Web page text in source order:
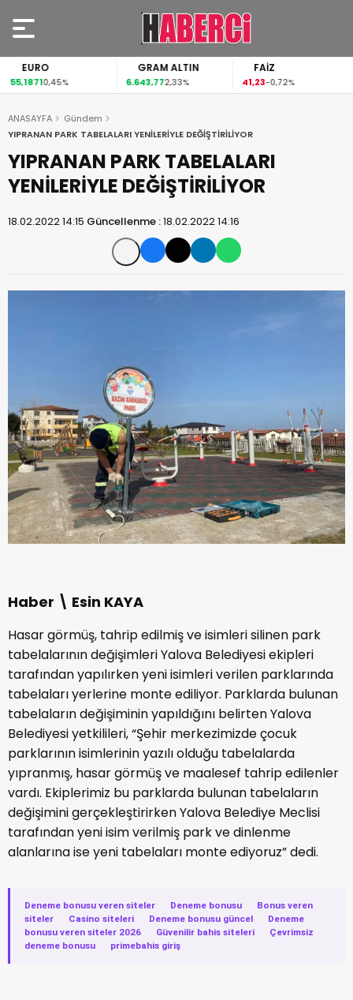
EURO
55,18710,45%
GRAM ALTIN
6.643,772,33%
FAİZ
41,23-0,72%
ANASAYFA
Gündem
YIPRANAN PARK TABELALARI YENİLERİYLE DEĞİŞTİRİLİYOR
YIPRANAN PARK TABELALARI
YENİLERİYLE DEĞİŞTİRİLİYOR
18.02.2022 14:15 Güncellenme :18.02.2022 14:16
Haber \ Esin KAYA
Hasar görmüş, tahrip edilmiş ve isimleri silinen park
tabelalarının değişimleri Yalova Belediyesi ekipleri
tarafından yapılırken yeni isimleri verilen parklarında
tabelaları yerlerine monte ediliyor. Parklarda bulunan
tabelaların değişiminin yapıldığını belirten Yalova
Belediyesi yetkilileri, “Şehir merkezimizde çocuk
parklarının isimlerinin yazılı olduğu tabelalarda
yıpranmış, hasar görmüş ve maalesef tahrip edilenler
vardı. Ekiplerimiz bu parklarda bulunan tabelaların
değişimini gerçekleştirirken Yalova Belediye Meclisi
tarafından yeni isim verilmiş park ve dinlenme
alanlarına ise yeni tabelaları monte ediyoruz” dedi.
Deneme bonusu veren siteler · Deneme bonusu ·
Bonus veren
siteler
· Casino siteleri · Deneme bonusu güncel ·
Deneme
bonusu veren siteler 2026
· Güvenilir bahis siteleri ·
Çevrimsiz
deneme bonusu
· primebahis giriş